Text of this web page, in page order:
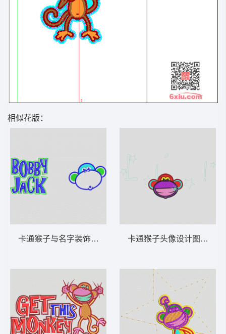
相似花版：
卡通猴子与名字装饰 猴子_卡通贴布卡通猴子头像设计图 猴子_